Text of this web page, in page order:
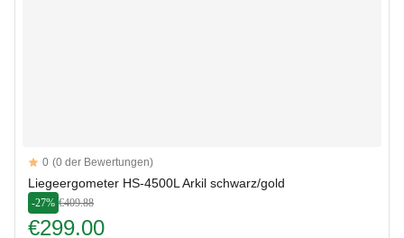
Reviews
0 (0 der Bewertungen)
Liegeergometer HS-4500L Arkil schwarz/gold
-27% €409.88
€299.00